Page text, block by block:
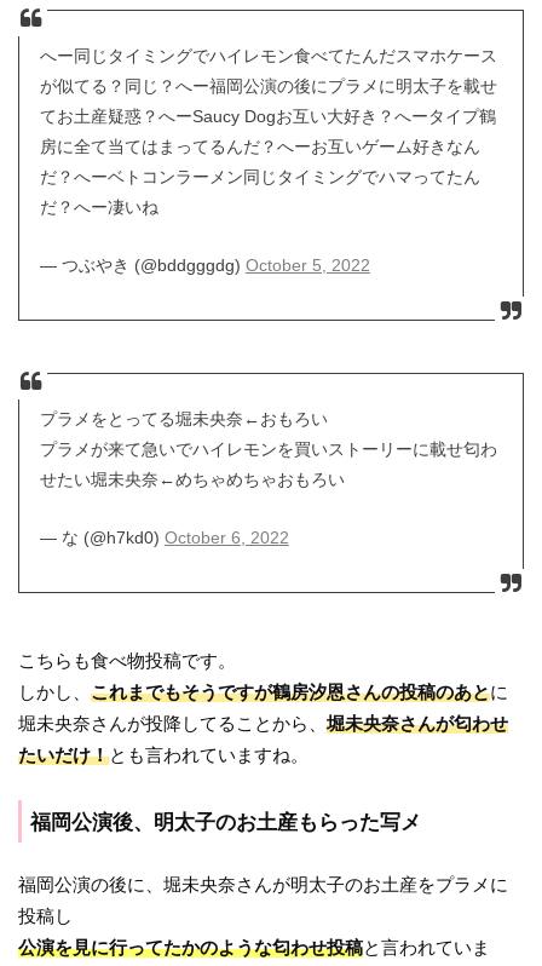
へー同じタイミングでハイレモン食べてたんだスマホケース
が似てる？同じ？へー福岡公演の後にプラメに明太子を載せ
てお土産疑惑？へーSaucy Dogお互い大好き？へータイプ鶴
房に全て当てはまってるんだ？へーお互いゲーム好きなん
だ？へーベトコンラーメン同じタイミングでハマってたん
だ？へー凄いね
— つぶやき (@bddgggdg) October 5, 2022
プラメをとってる堀未央奈←おもろい
プラメが来て急いでハイレモンを買いストーリーに載せ匂わ
せたい堀未央奈←めちゃめちゃおもろい
— な (@h7kd0) October 6, 2022
こちらも食べ物投稿です。
しかし、これまでもそうですが鶴房汐恩さんの投稿のあとに
堀未央奈さんが投降してることから、堀未央奈さんが匂わせ
たいだけ！とも言われていますね。
福岡公演後、明太子のお土産もらった写メ
福岡公演の後に、堀未央奈さんが明太子のお土産をプラメに
投稿し
公演を見に行ってたかのような匂わせ投稿と言われていま